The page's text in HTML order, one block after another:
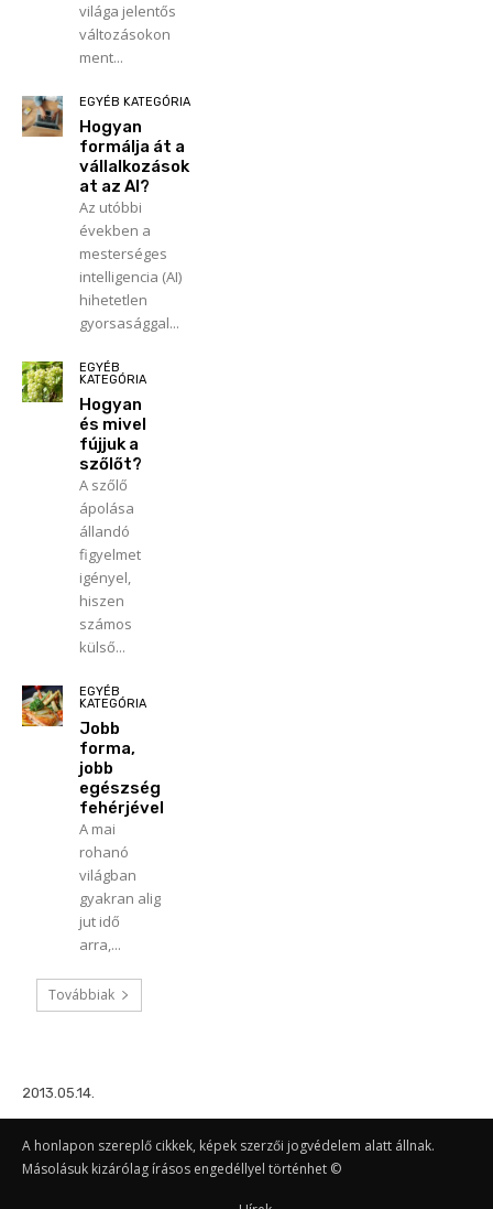
világa jelentős
változásokon
ment...
EGYÉB KATEGÓRIA
Hogyan
formálja át a
vállalkozások
at az AI?
Az utóbbi
években a
mesterséges
intelligencia (AI)
hihetetlen
gyorsasággal...
EGYÉB
KATEGÓRIA
Hogyan
és mivel
fújjuk a
szőlőt?
A szőlő
ápolása
állandó
figyelmet
igényel,
hiszen
számos
külső...
EGYÉB
KATEGÓRIA
Jobb
forma,
jobb
egészség
fehérjével
A mai
rohanó
világban
gyakran alig
jut idő
arra,...
Továbbiak
2013.05.14.
A honlapon szereplő cikkek, képek szerzői jogvédelem alatt állnak.
Másolásuk kizárólag írásos engedéllyel történhet ©